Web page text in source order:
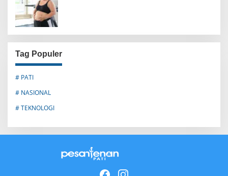
Tag Populer
# PATI
# NASIONAL
# TEKNOLOGI